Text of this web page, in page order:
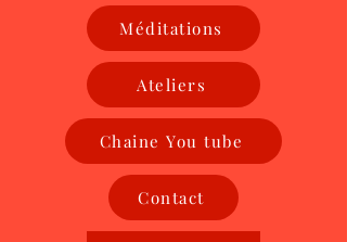
Méditations
Ateliers
Chaine You tube
Contact